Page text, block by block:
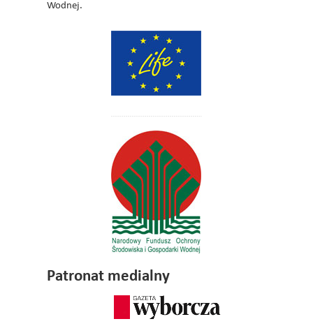
Wodnej.
Patronat medialny